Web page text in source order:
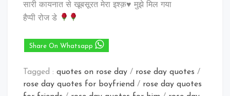
सारी कायनात से खूबसूरत मेरा इश्क़♥️ मुझे मिल गया
हैप्पी रोज डे
Share On Whatsapp
Tagged : quotes on rose day / rose day quotes /
rose day quotes for boyfriend / rose day quotes